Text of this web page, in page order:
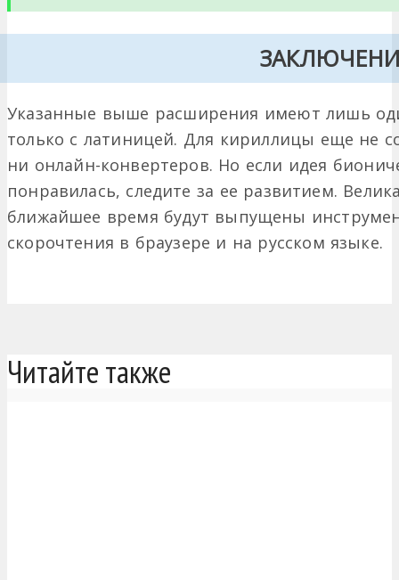
Указанные выше расширения имеют лишь
только с латиницей. Для кириллицы еще не
ни онлайн-конвертеров. Но если идея
понравилась, следите за ее развитием.
ближайшее время будут выпущены
скорочтения в браузере и на русском языке.
Читайте также